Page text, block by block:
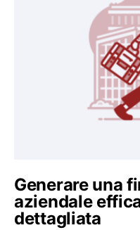
Generare una
aziendale
dettagliata